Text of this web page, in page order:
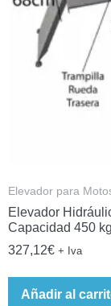
Elevador para
Elevador
Capacidad 450 kg
327,12€ + Iva
Añadir al